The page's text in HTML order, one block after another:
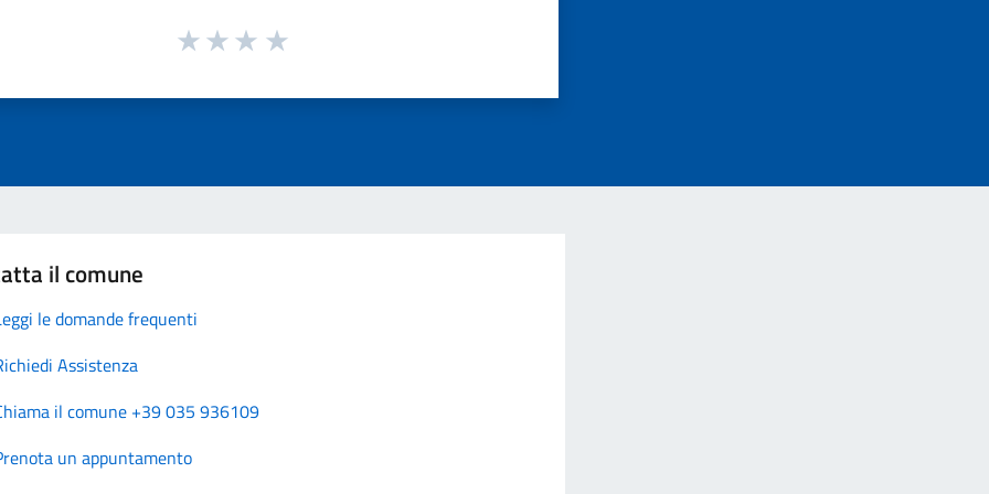
il comune
le domande frequenti
Assistenza
il comune +39 035 936109
un appuntamento